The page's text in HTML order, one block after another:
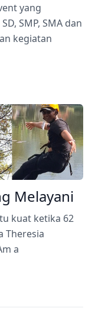
yang
SMP, SMA dan
kegiatan
Melayani
kuat ketika 62
Theresia
a